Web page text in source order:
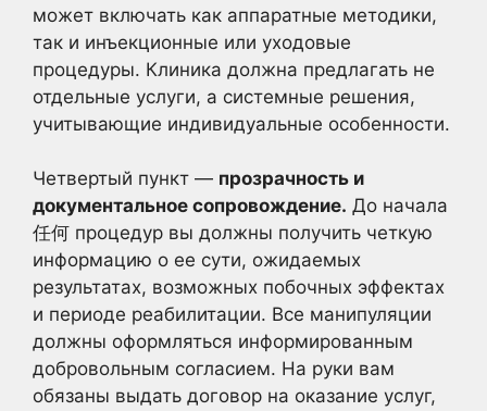
может включать как аппаратные методики,
так и инъекционные или уходовые
процедуры. Клиника должна предлагать не
отдельные услуги, а системные решения,
учитывающие индивидуальные особенности.
Четвертый пункт — прозрачность и
документальное сопровождение. До начала
任何 процедур вы должны получить четкую
информацию о ее сути, ожидаемых
результатах, возможных побочных эффектах
и периоде реабилитации. Все манипуляции
должны оформляться информированным
добровольным согласием. На руки вам
обязаны выдать договор на оказание услуг,